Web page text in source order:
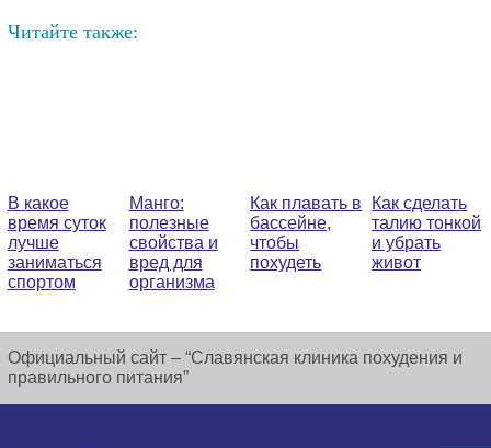
Читайте также:
В какое
время суток
лучше
заниматься
спортом
Манго:
полезные
свойства и
вред для
организма
Как плавать в
бассейне,
чтобы
похудеть
Как сделать
талию тонкой
и убрать
живот
Официальный сайт – “Славянская клиника похудения и
правильного питания”